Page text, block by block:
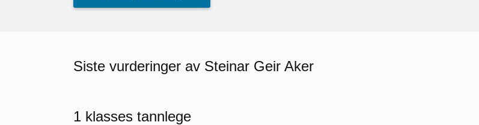
Siste vurderinger av Steinar Geir Aker
1 klasses tannlege